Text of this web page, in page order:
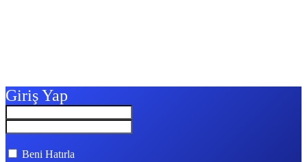
Giriş Yap
Beni Hatırla